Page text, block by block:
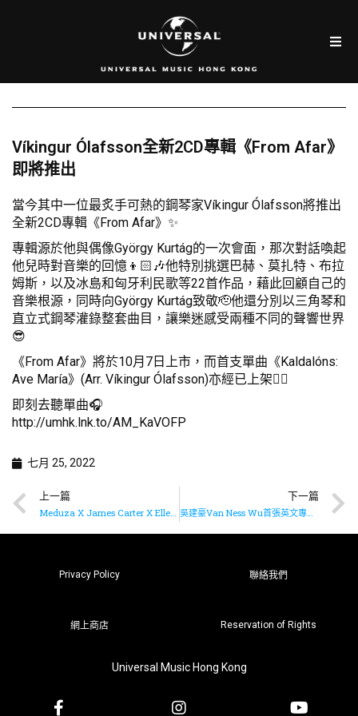
Víkingur Ólafsson全新2CD專輯《From Afar》
即將推出
當今其中一位最炙手可熱的鋼琴家Víkingur Ólafsson將推出
全新2CD專輯《From Afar》✨
專輯源於他與偶像György Kurtág的一次會面，那次對話喚起
他兒時對音樂的回憶👦🏻🎶他特別挑選巴赫、莫扎特、布拉
姆斯，以及冰島和匈牙利民歌等22首作品，藉此回顧自己的
音樂根源，同時向György Kurtág致敬🫡他還分別以三角琴和
直立式鋼琴灌錄整套曲目，讓樂迷感受兩種不同的聲響世界
😎
《From Afar》將於10月7日上市，而首支單曲《Kaldalóns:
Ave María》(Arr. Víkingur Ólafsson)亦經已上架👍🏻
即刻去聽單曲🎧
http://umhk.lnk.to/AM_KaVOFP
七月 25, 2022
上一篇
Meduza X James Carter X Elley Duhé X Fastboy《Bad Memories》已推出
下一篇
吳建豪Van Ness Wu首張英文專輯《Take a Ride》已推出
Privacy Policy 聯絡我們
網上商店 Reservation of Rights
Universal Music Hong Kong